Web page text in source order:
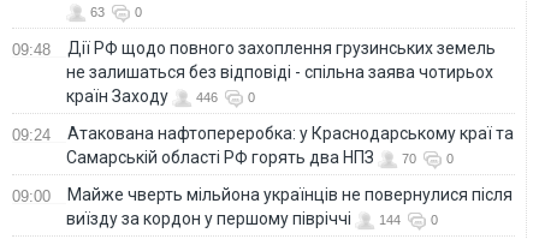
63 0
09:48
Дії РФ щодо повного захоплення грузинських земель
не залишаться без відповіді - спільна заява чотирьох
країн Заходу
446 0
09:24
Атакована нафтопереробка: у Краснодарському краї та
Самарській області РФ горять два НПЗ
70 0
09:00
Майже чверть мільйона українців не повернулися після
виїзду за кордон у першому півріччі
144 0